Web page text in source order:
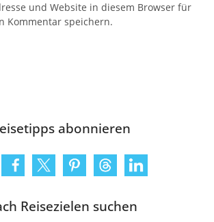
und Website in diesem Browser für
Kommentar speichern.
abonnieren
Reisezielen suchen